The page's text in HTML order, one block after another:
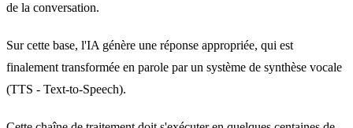
de la conversation.
Sur cette base, l'IA génère une réponse appropriée, qui est
finalement transformée en parole par un système de synthèse vocale
(TTS - Text-to-Speech).